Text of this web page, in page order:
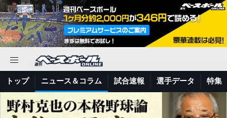
トップ ニュース＆コラム 試合速報 選手データ 特集